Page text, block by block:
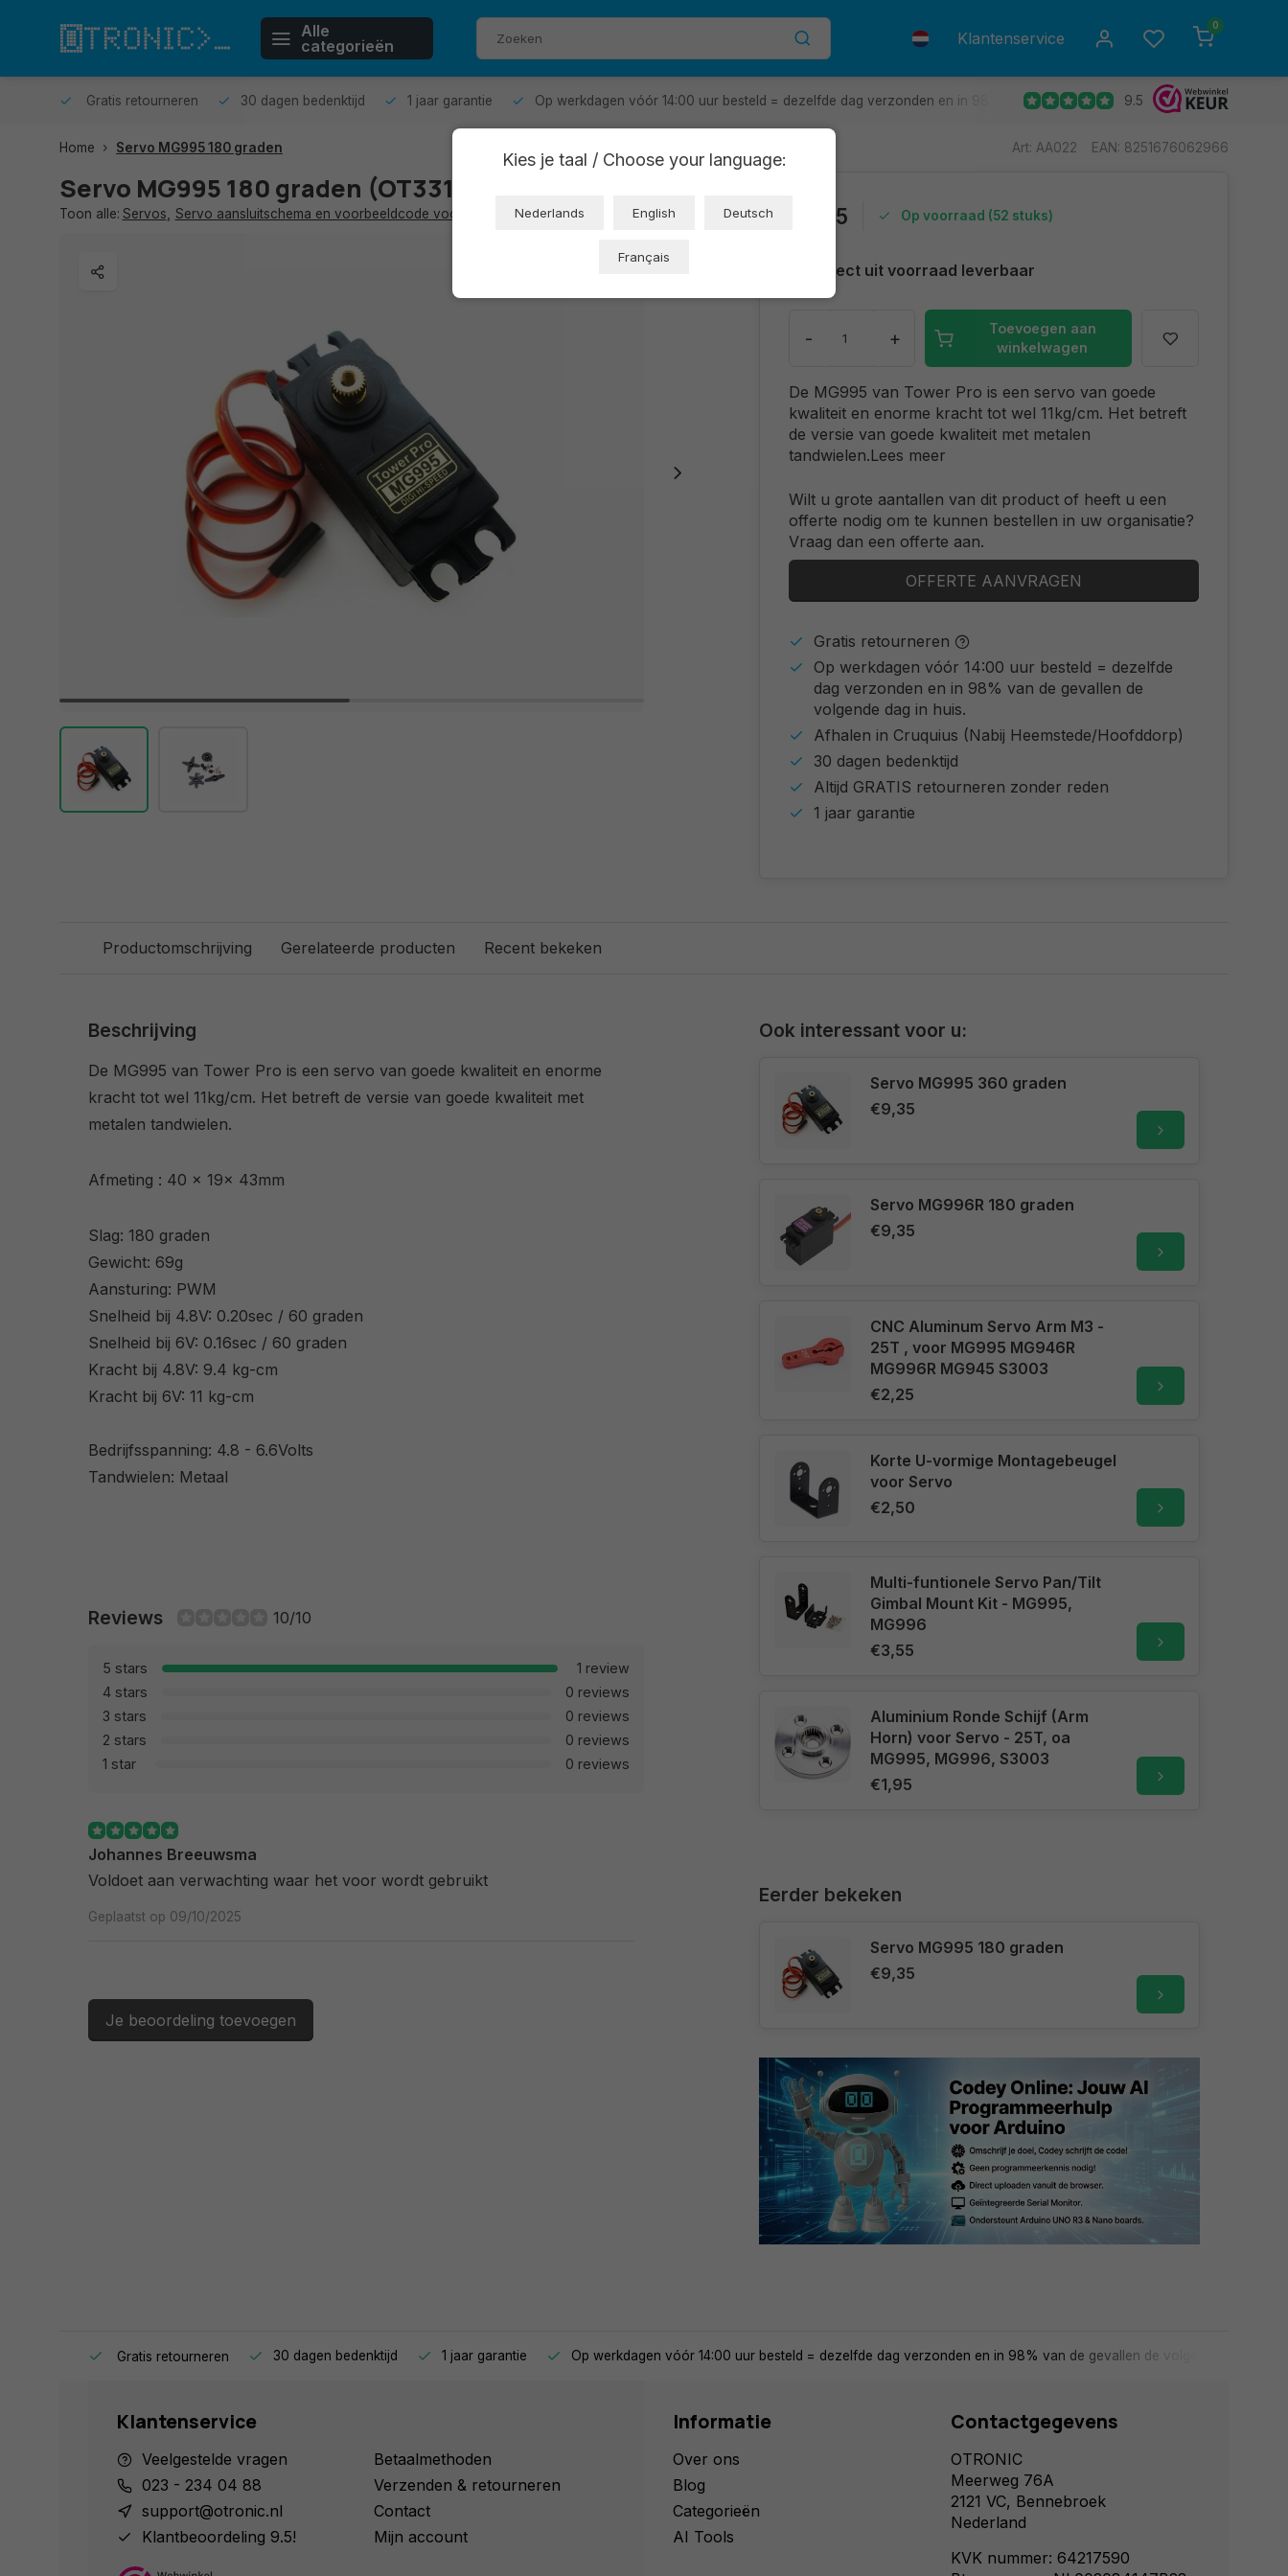
Alle
categorieën
Klantenservice
0
Gratis retourneren 30 dagen bedenktijd 1 jaar garantie Op werkdagen vóór 14:00 uur besteld = dezelfde dag verzonden en in 98% van de gevallen de volgende dag in huis.
9.5
Home Servo MG995 180 graden Art: AA022 EAN: 8251676062966
Servo MG995 180 graden (OT3311)
Toon alle: Servos Servo aansluitschema en voorbeeldcode voor Arduino €9,35 Op voorraad (52 stuks)
Direct uit voorraad leverbaar
- +
Toevoegen aan
winkelwagen
De MG995 van Tower Pro is een servo van goede
kwaliteit en enorme kracht tot wel 11kg/cm. Het betreft
de versie van goede kwaliteit met metalen
tandwielen.Lees meer
Wilt u grote aantallen van dit product of heeft u een
offerte nodig om te kunnen bestellen in uw organisatie?
Vraag dan een offerte aan.
OFFERTE AANVRAGEN
Gratis retourneren
Op werkdagen vóór 14:00 uur besteld = dezelfde
dag verzonden en in 98% van de gevallen de
volgende dag in huis.
Afhalen in Cruquius (Nabij Heemstede/Hoofddorp)
30 dagen bedenktijd
Altijd GRATIS retourneren zonder reden
1 jaar garantie
Productomschrijving Gerelateerde producten Recent bekeken
Beschrijving
De MG995 van Tower Pro is een servo van goede kwaliteit en enorme
kracht tot wel 11kg/cm. Het betreft de versie van goede kwaliteit met
metalen tandwielen.
Afmeting : 40 x 19x 43mm
Slag: 180 graden
Gewicht: 69g
Aansturing: PWM
Snelheid bij 4.8V: 0.20sec / 60 graden
Snelheid bij 6V: 0.16sec / 60 graden
Kracht bij 4.8V: 9.4 kg-cm
Kracht bij 6V: 11 kg-cm
Bedrijfsspanning: 4.8 - 6.6Volts
Tandwielen: Metaal
Reviews 10/10
5 stars
1 review
4 stars
0 reviews
3 stars
0 reviews
2 stars
0 reviews
1 star
0 reviews
Johannes Breeuwsma
Voldoet aan verwachting waar het voor wordt gebruikt
Geplaatst op 09/10/2025
Je beoordeling toevoegen
Ook interessant voor u:
Servo MG995 360 graden
€9,35
Servo MG996R 180 graden
€9,35
CNC Aluminum Servo Arm M3 -
25T , voor MG995 MG946R
MG996R MG945 S3003
€2,25
Korte U-vormige Montagebeugel
voor Servo
€2,50
Multi-funtionele Servo Pan/Tilt
Gimbal Mount Kit - MG995,
MG996
€3,55
Aluminium Ronde Schijf (Arm
Horn) voor Servo - 25T, oa
MG995, MG996, S3003
€1,95
Eerder bekeken
Servo MG995 180 graden
€9,35
Kies je taal / Choose your language:
Nederlands English Deutsch
Français
Gratis retourneren 30 dagen bedenktijd 1 jaar garantie Op werkdagen vóór 14:00 uur besteld = dezelfde dag verzonden en in 98% van de gevallen de volgende dag in
Klantenservice
Veelgestelde vragen
023 - 234 04 88
support@otronic.nl
Klantbeoordeling 9.5!
Betaalmethoden
Verzenden & retourneren
Contact
Mijn account
Informatie
Over ons
Blog
Categorieën
AI Tools
Contactgegevens
OTRONIC
Meerweg 76A
2121 VC, Bennebroek
Nederland
KVK nummer: 64217590